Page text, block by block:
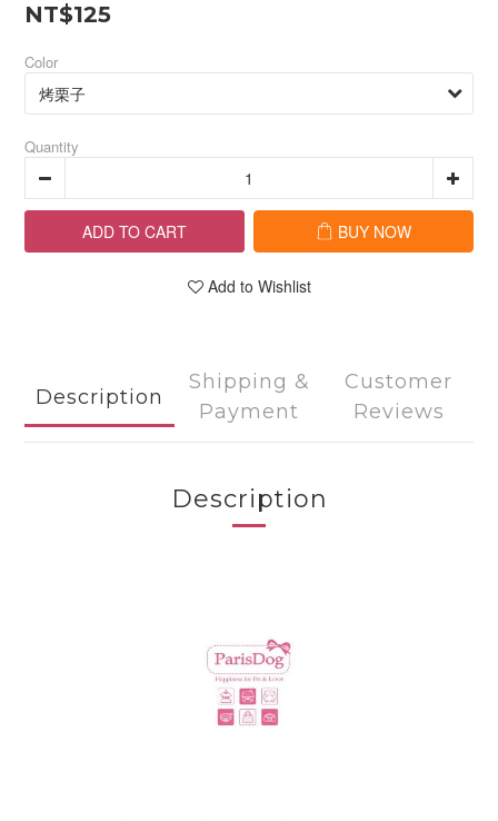
NT$125
Color
Quantity
ADD TO CART BUY NOW
Add to Wishlist
Description
Shipping &
Payment
Customer
Reviews
Description